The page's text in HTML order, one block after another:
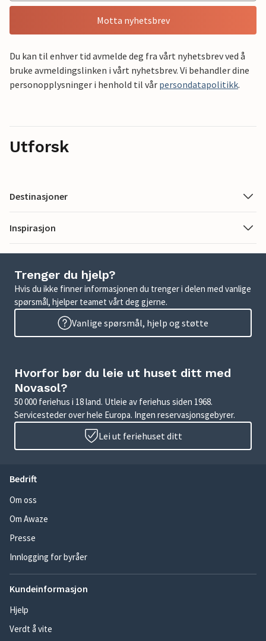
Motta nyhetsbrev
Du kan til enhver tid avmelde deg fra vårt nyhetsbrev ved å
bruke avmeldingslinken i vårt nyhetsbrev. Vi behandler dine
personopplysninger i henhold til vår persondatapolitikk.
Utforsk
Destinasjoner
Inspirasjon
Trenger du hjelp?
Hvis du ikke finner informasjonen du trenger i delen med vanlige
spørsmål, hjelper teamet vårt deg gjerne.
Vanlige spørsmål, hjelp og støtte
Hvorfor bør du leie ut huset ditt med
Novasol?
50 000 feriehus i 18 land. Utleie av feriehus siden 1968.
Servicesteder over hele Europa. Ingen reservasjonsgebyrer.
Lei ut feriehuset ditt
Bedrift
Om oss
Om Awaze
Presse
Innlogging for byråer
Kundeinformasjon
Hjelp
Verdt å vite